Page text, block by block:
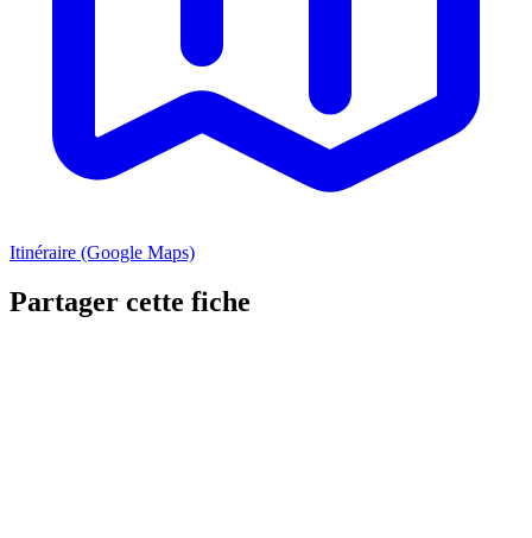
Itinéraire (Google Maps)
Partager cette fiche